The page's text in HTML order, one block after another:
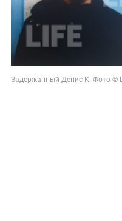
Задержанный Денис К. Фото ©